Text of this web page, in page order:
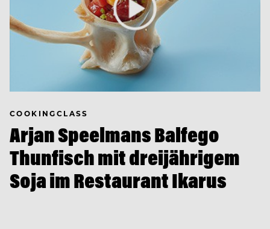
COOKINGCLASS
Arjan Speelmans Balfego
Thunfisch mit dreijährigem
Soja im Restaurant Ikarus